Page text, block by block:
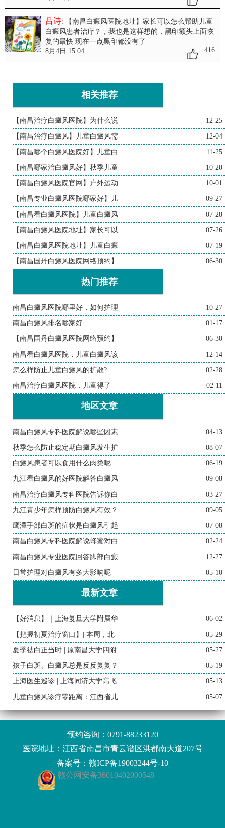
吕诗: 【南昌白癜风医院地址】家长可以怎么帮助儿童
白癜风患者治疗？ ，我也是这样想的，黑印额头上面恢
复的最快 现在一点黑印都没有了
8月4日 15:04
416
相关推荐
【南昌治疗白癜风医院】为什么说 12-25
【南昌治疗白癜风】儿童白癜风需 12-04
【南昌哪个白癜风医院好】儿童白 11-25
【南昌哪家治白癜风好】秋季儿童 10-20
【南昌白癜风医院官网】户外运动 10-01
【南昌专业白癜风医院哪家好】儿 09-27
【南昌看白癜风医院】儿童白癜风 07-28
【南昌白癜风医院地址】家长可以 07-26
【南昌白癜风医院地址】儿童白癜 07-19
【南昌国丹白癜风医院网络预约】 06-30
热门推荐
南昌白癜风医院哪里好，如何护理 10-27
南昌白癜风排名哪家好 01-17
【南昌国丹白癜风医院网络预约】 06-30
南昌看白癜风医院，儿童白癜风该 12-14
怎么样防止儿童白癜风的扩散? 02-28
南昌治疗白癜风医院，儿童得了 02-11
地区文章
南昌白癜风专科医院解说哪些因素 04-13
秋季怎么防止稳定期白癜风发生扩 08-07
白癜风患者可以食用什么肉类呢 06-19
九江看白癜风的好医院解答白癜风 09-08
南昌治疗白癜风专科医院告诉你白 03-27
九江青少年怎样预防白癜风有效？ 09-05
鹰潭手部白斑的症状是白癜风引起 07-08
南昌白癜风专科医院解说蜂蜜对白 02-24
南昌白癜风专业医院回答脚部白癜 12-27
日常护理对白癜风有多大影响呢 05-10
最新文章
【好消息】｜上海复旦大学附属华 06-02
【把握初夏治疗窗口】| 本周，北 05-29
夏季祛白正当时 | 原南昌大学四附 05-27
孩子白斑、白癜风总是反反复复？ 05-19
上海医生巡诊 | 上海同济大学高飞 05-13
儿童白癜风诊疗零距离：江西省儿 05-07
预约咨询： 0791-88233120
医院地址：江西省南昌市青云谱区洪都南大道207号
备案号： 赣ICP备19003244号-10
赣公网安备36010402000548